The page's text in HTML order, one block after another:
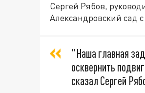
Сергей Рябов,
Александровский сад
"Наша главная
осквернить
сказал Сергей